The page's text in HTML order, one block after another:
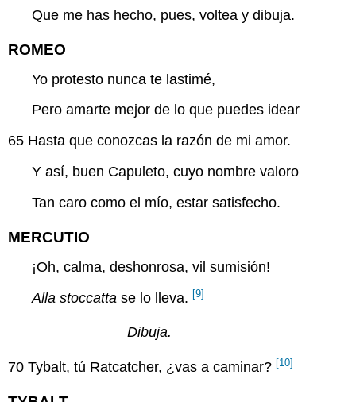
Que me has hecho, pues, voltea y dibuja.
ROMEO
Yo protesto nunca te lastimé,
Pero amarte mejor de lo que puedes idear
65 Hasta que conozcas la razón de mi amor.
Y así, buen Capuleto, cuyo nombre valoro
Tan caro como el mío, estar satisfecho.
MERCUTIO
¡Oh, calma, deshonrosa, vil sumisión!
Alla stoccatta se lo lleva. [9]
Dibuja.
70 Tybalt, tú Ratcatcher, ¿vas a caminar? [10]